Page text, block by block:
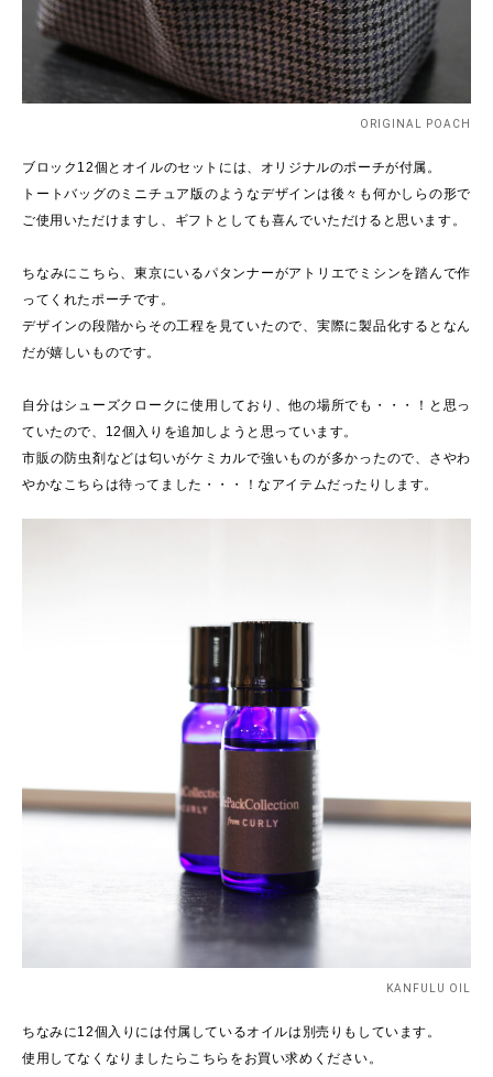
ORIGINAL POACH
ブロック12個とオイルのセットには、オリジナルのポーチが付属。
トートバッグのミニチュア版のようなデザインは後々も何かしらの形で
ご使用いただけますし、ギフトとしても喜んでいただけると思います。
ちなみにこちら、東京にいるパタンナーがアトリエでミシンを踏んで作
ってくれたポーチです。
デザインの段階からその工程を見ていたので、実際に製品化するとなん
だが嬉しいものです。
自分はシューズクロークに使用しており、他の場所でも・・・！と思っ
ていたので、12個入りを追加しようと思っています。
市販の防虫剤などは匂いがケミカルで強いものが多かったので、さやわ
やかなこちらは待ってました・・・！なアイテムだったりします。
KANFULU OIL
ちなみに12個入りには付属しているオイルは別売りもしています。
使用してなくなりましたらこちらをお買い求めください。